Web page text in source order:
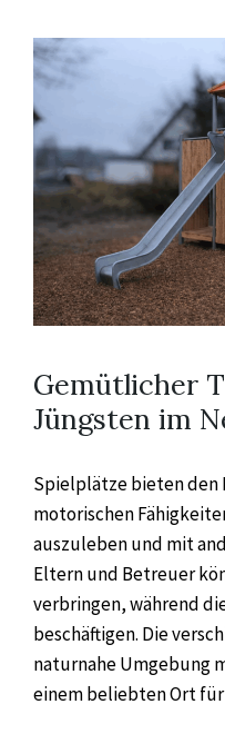
Gemütlicher
Jüngsten im
Spielplätze bieten den
motorischen
auszuleben und mit
Eltern und Betreuer
verbringen, während
beschäftigen. Die
naturnahe Umgebung
einem beliebten Ort für